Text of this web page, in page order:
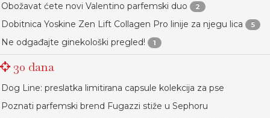
Obožavat ćete novi Valentino parfemski duo 2
Dobitnica Yoskine Zen Lift Collagen Pro linije za njegu lica 5
Ne odgađajte ginekološki pregled! 1
30 dana
Dog Line: preslatka limitirana capsule kolekcija za pse
Poznati parfemski brend Fugazzi stiže u Sephoru